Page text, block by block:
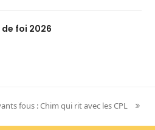
foi 2026
fous : Chim qui rit avec les CPL